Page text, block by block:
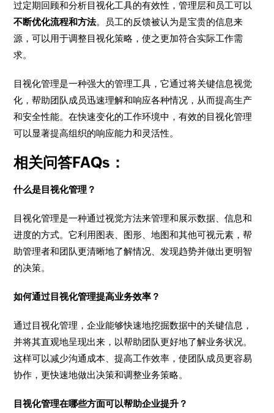
过定期回顾和分析目视化工具的有效性，管理层和员工可以
不断优化流程和方法。员工的反馈被认为是宝贵的信息来
源，可以用于调整目视化策略，使之更加符合实际工作需
求。
目视化管理是一种强大的管理工具，它通过将关键信息视觉
化，帮助团队成员迅速理解和响应各种情况，从而提高生产
和安全性能。在快速变化的工作环境中，有效的目视化管理
可以显著提高组织的响应能力和灵活性。
相关问答FAQs：
什么是目视化管理？
目视化管理是一种通过视觉方法来管理和展示数据、信息和
进度的方式。它利用图表、图形、地图和其他可视元素，帮
助管理者和团队更清晰地了解情况、发现趋势并做出更明智
的决策。
如何通过目视化管理提高业务效率？
通过目视化管理，企业能够快速地挖掘数据中的关键信息，
并将其直观地呈现出来，以帮助团队更好地了解业务状况。
这样可以减少沟通成本、提高工作效率，使团队成员更容易
协作，更快速地做出决策和调整业务策略。
目视化管理在哪些方面可以帮助企业提升？